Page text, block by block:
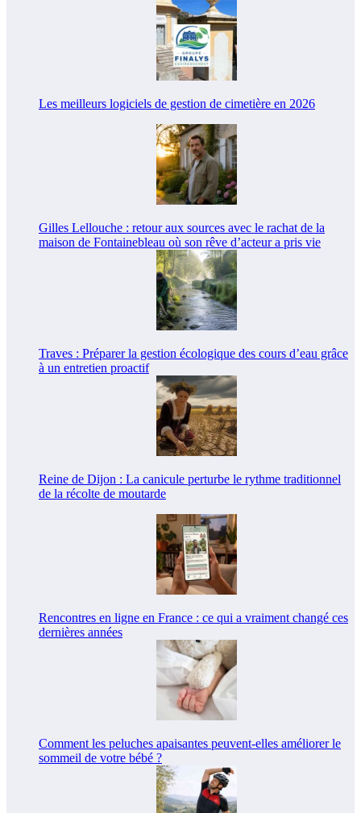
Les meilleurs logiciels de gestion de cimetière en 2026
Gilles Lellouche : retour aux sources avec le rachat de la
maison de Fontainebleau où son rêve d’acteur a pris vie
Traves : Préparer la gestion écologique des cours d’eau grâce
à un entretien proactif
Reine de Dijon : La canicule perturbe le rythme traditionnel
de la récolte de moutarde
Rencontres en ligne en France : ce qui a vraiment changé ces
dernières années
Comment les peluches apaisantes peuvent-elles améliorer le
sommeil de votre bébé ?